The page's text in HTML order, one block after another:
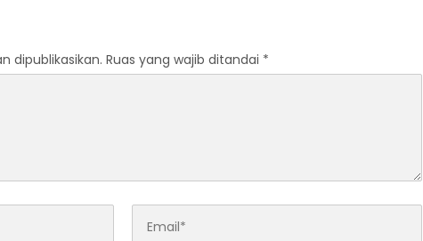
dipublikasikan. Ruas yang wajib ditandai *